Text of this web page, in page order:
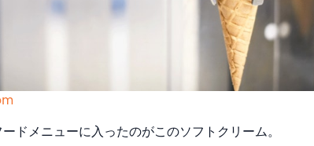
ドメニューに入ったのがこのソフトクリーム。